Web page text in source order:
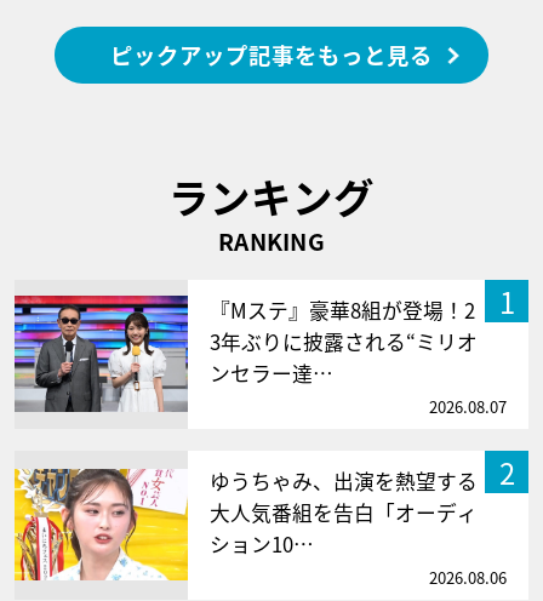
ピックアップ記事をもっと見る
ランキング
RANKING
1
『Mステ』豪華8組が登場！2
3年ぶりに披露される“ミリオ
ンセラー達…
2026.08.07
2
ゆうちゃみ、出演を熱望する
大人気番組を告白「オーディ
ション10…
2026.08.06